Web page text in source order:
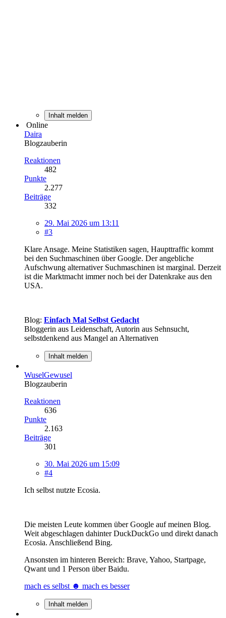
Inhalt melden
Online
Daira
Blogzauberin
Reaktionen
482
Punkte
2.277
Beiträge
332
29. Mai 2026 um 13:11
#3
Klare Ansage. Meine Statistiken sagen, Haupttraffic kommt
bei den Suchmaschinen über Google. Der angebliche
Aufschwung alternativer Suchmaschinen ist marginal. Derzeit
ist die Marktmacht immer noch bei der Datenkrake aus den
USA.
Blog: Einfach Mal Selbst Gedacht
Bloggerin aus Leidenschaft, Autorin aus Sehnsucht,
selbstdenkend aus Mangel an Alternativen
Inhalt melden
WuselGewusel
Blogzauberin
Reaktionen
636
Punkte
2.163
Beiträge
301
30. Mai 2026 um 15:09
#4
Ich selbst nutzte Ecosia.
Die meisten Leute kommen über Google auf meinen Blog.
Weit abgeschlagen dahinter DuckDuckGo und direkt danach
Ecosia. Anschließend Bing.
Ansonsten im hinteren Bereich: Brave, Yahoo, Startpage,
Qwant und 1 Person über Baidu.
mach es selbst ☻ mach es besser
Inhalt melden